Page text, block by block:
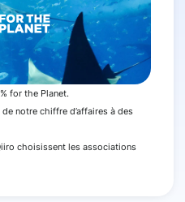
for the Planet.
notre chiffre d’affaires à des
choisissent les associations